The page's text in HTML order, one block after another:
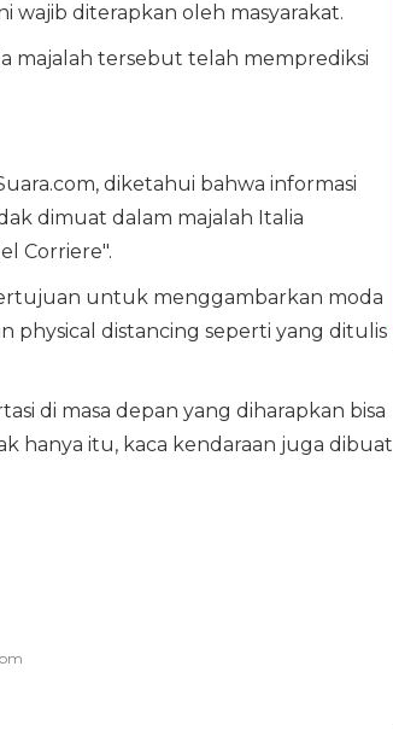
wajib diterapkan oleh masyarakat.
majalah tersebut telah memprediksi
diketahui bahwa informasi
dimuat dalam majalah Italia
Corriere".
untuk menggambarkan moda
physical distancing seperti yang ditulis
di masa depan yang diharapkan bisa
hanya itu, kaca kendaraan juga dibuat